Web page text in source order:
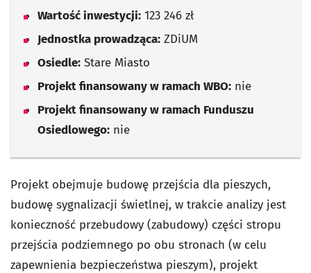
Wartość inwestycji: 123 246 zł
Jednostka prowadząca: ZDiUM
Osiedle: Stare Miasto
Projekt finansowany w ramach WBO: nie
Projekt finansowany w ramach Funduszu
Osiedlowego: nie
Projekt obejmuje budowę przejścia dla pieszych,
budowę sygnalizacji świetlnej, w trakcie analizy jest
konieczność przebudowy (zabudowy) części stropu
przejścia podziemnego po obu stronach (w celu
zapewnienia bezpieczeństwa pieszym), projekt